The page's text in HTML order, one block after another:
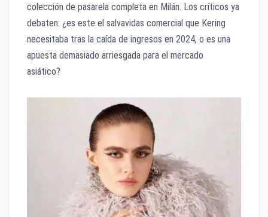
colección de pasarela completa en Milán. Los críticos ya
debaten: ¿es este el salvavidas comercial que Kering
necesitaba tras la caída de ingresos en 2024, o es una
apuesta demasiado arriesgada para el mercado
asiático?